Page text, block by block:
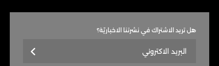
هل تريد الاشتراك في نشرتنا الاخباريّة؟